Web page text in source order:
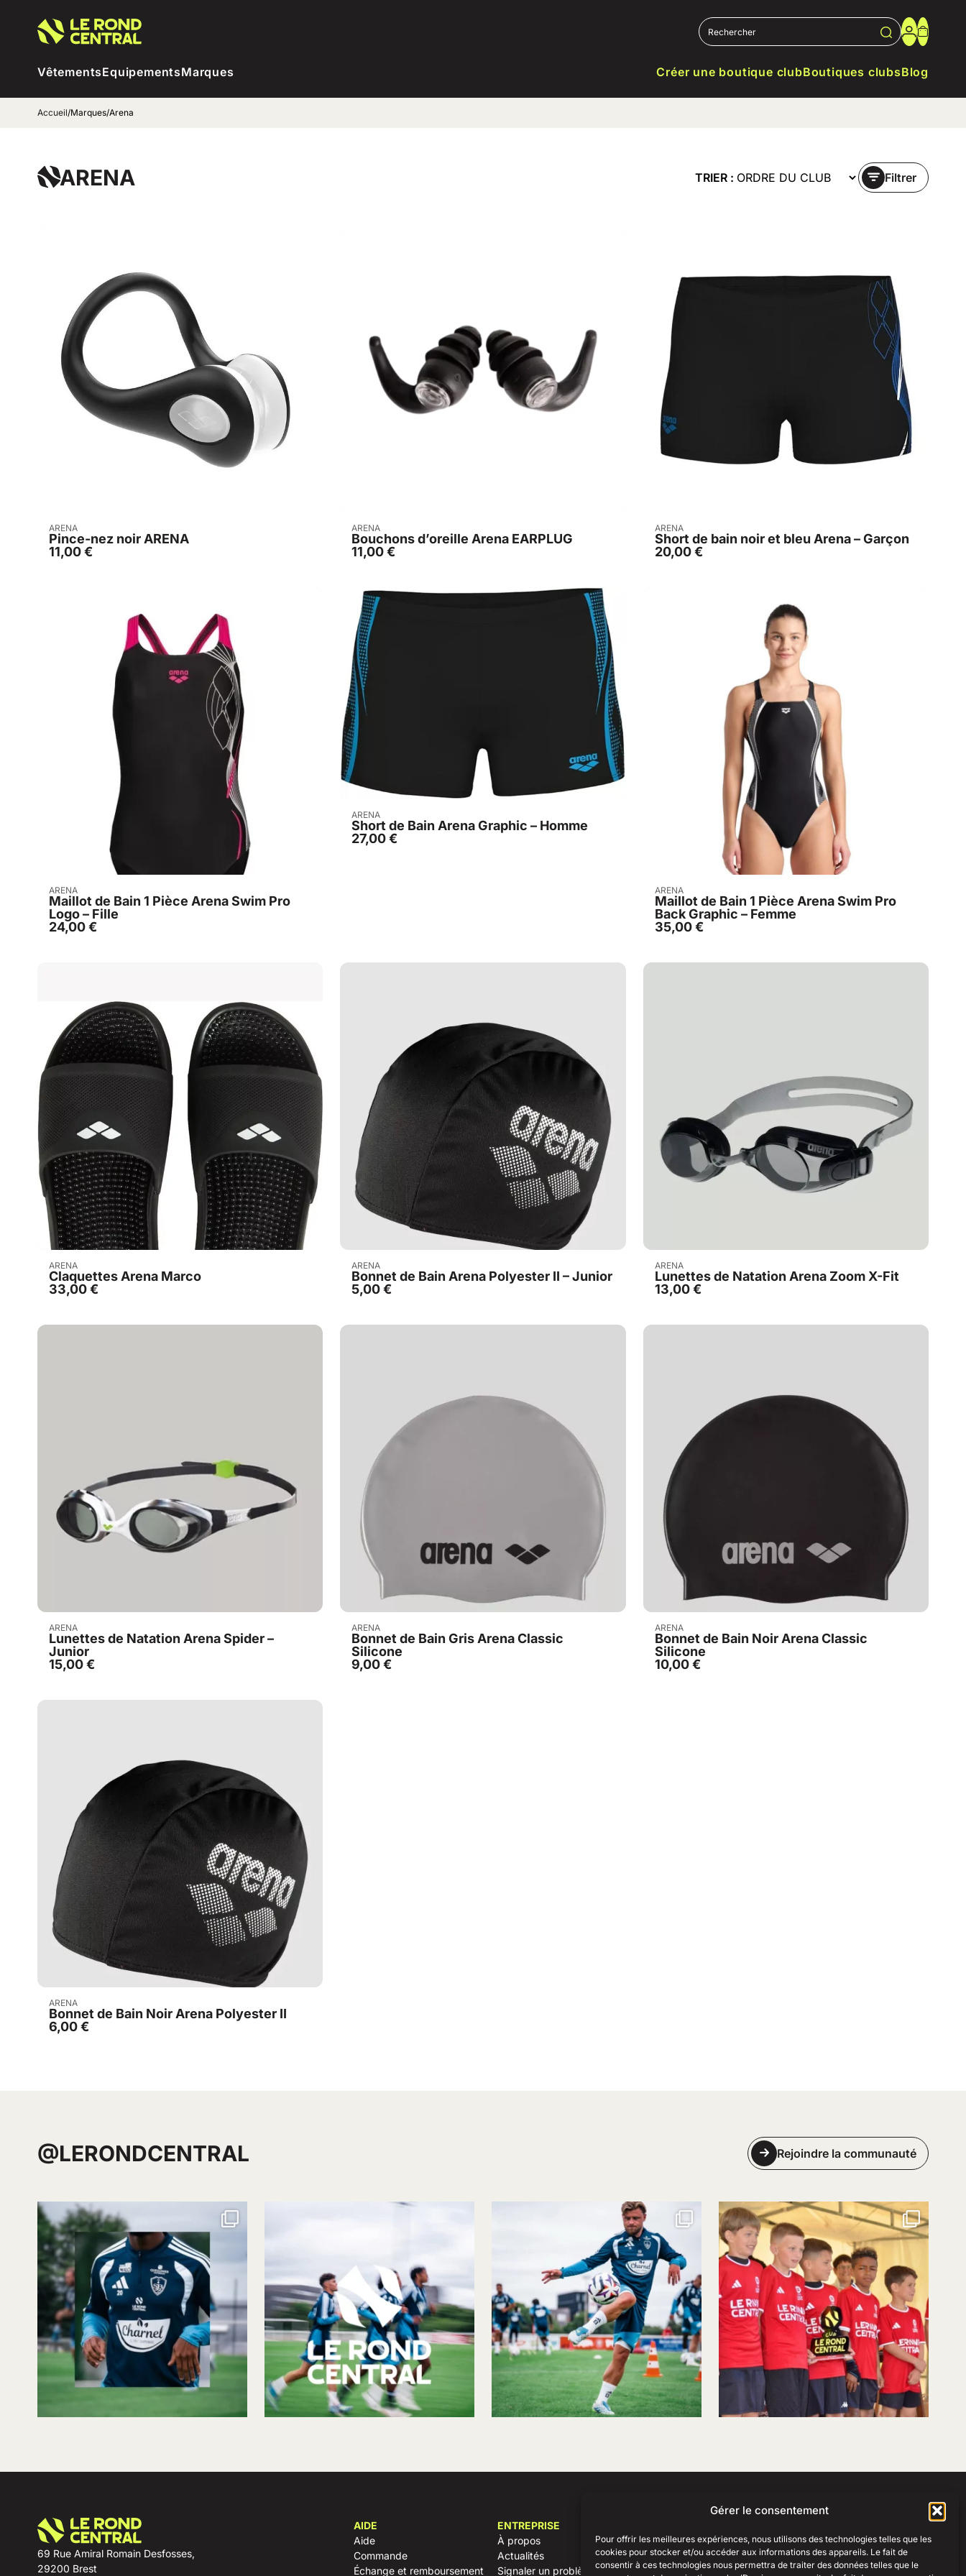
Gérer le consentement
Pour offrir les meilleures expériences, nous utilisons des technologies telles que les
cookies pour stocker et/ou accéder aux informations des appareils. Le fait de
consentir à ces technologies nous permettra de traiter des données telles que le
VêtementsEquipementsMarques Créer une boutique clubBoutiques clubsBlog
Accueil/Marques/Arena
ARENA TRIER : Filtrer
ARENA
Pince-nez noir ARENA
11,00€
ARENA
Bouchons d’oreille Arena EARPLUG
11,00€
ARENA
Short de bain noir et bleu Arena – Garçon
20,00€
ARENA
Maillot de Bain 1 Pièce Arena Swim Pro
Logo – Fille
24,00€
ARENA
Short de Bain Arena Graphic – Homme
27,00€
ARENA
Maillot de Bain 1 Pièce Arena Swim Pro
Back Graphic – Femme
35,00€
ARENA
Claquettes Arena Marco
33,00€
ARENA
Bonnet de Bain Arena Polyester II – Junior
5,00€
ARENA
Lunettes de Natation Arena Zoom X-Fit
13,00€
ARENA
Lunettes de Natation Arena Spider –
Junior
15,00€
ARENA
Bonnet de Bain Gris Arena Classic
Silicone
9,00€
ARENA
Bonnet de Bain Noir Arena Classic
Silicone
10,00€
ARENA
Bonnet de Bain Noir Arena Polyester II
6,00€
@LERONDCENTRAL Rejoindre la communauté
69 Rue Amiral Romain Desfosses,
29200 Brest
AIDE
Aide
Commande
Échange et remboursement
ENTREPRISE
À propos
Actualités
Signaler un problème
Créer une boutique club
Guides des tailles
Mon compte
Créer une boutique club